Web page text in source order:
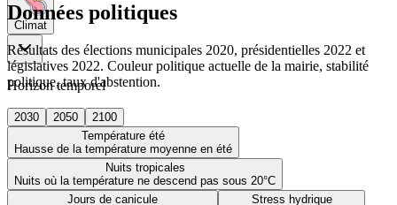
Climat
Horizon temporel
2030 2050
2100
Température été
Hausse de la température moyenne en été
Nuits tropicales
Nuits où la température ne descend pas sous 20°C
Jours de canicule
Stress hydrique
Données politiques
Résultats des élections municipales 2020, présidentielles 2022 et
législatives 2022. Couleur politique actuelle de la mairie, stabilité
politique, taux d'abstention.